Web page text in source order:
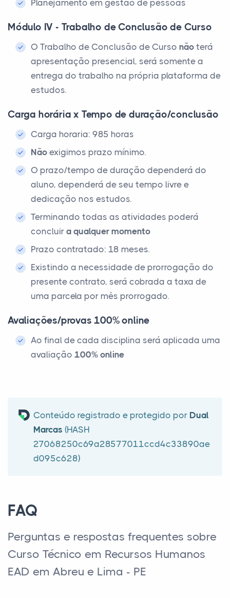
Planejamento em gestão de pessoas
Módulo IV - Trabalho de Conclusão de Curso
O Trabalho de Conclusão de Curso não terá
apresentação presencial, será somente a
entrega do trabalho na própria plataforma de
estudos.
Carga horária x Tempo de duração/conclusão
Carga horaria: 985 horas
Não exigimos prazo mínimo.
O prazo/tempo de duração dependerá do
aluno, dependerá de seu tempo livre e
dedicação nos estudos.
Terminando todas as atividades poderá
concluir a qualquer momento
Prazo contratado: 18 meses.
Existindo a necessidade de prorrogação do
presente contrato, será cobrada a taxa de
uma parcela por mês prorrogado.
Avaliações/provas 100% online
Ao final de cada disciplina será aplicada uma
avaliação 100% online
Conteúdo registrado e protegido por Dual
Marcas (HASH
27068250c69a28577011ccd4c33890ae
d095c628)
FAQ
Perguntas e respostas frequentes sobre
Curso Técnico em Recursos Humanos
EAD em Abreu e Lima - PE